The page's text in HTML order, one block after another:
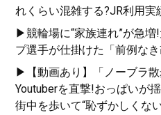
れくらい混雑する?JR利用実
▶競輪場に“家族連れ”が急増
プ選手が仕掛けた「前例な
▶【動画あり】「ノーブラ
Youtuberを直撃!おっぱいが
街中を歩いて“恥ずかしくな